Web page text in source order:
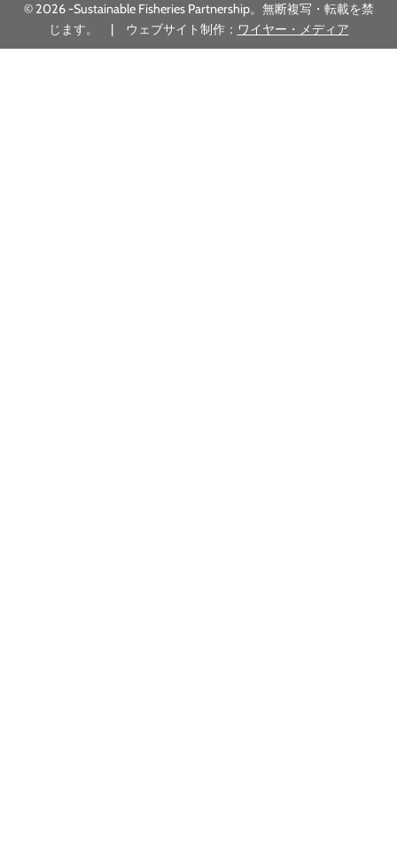
© 2026 -Sustainable Fisheries Partnership。無断複写・転載を禁
じます。 | ウェブサイト制作： ワイヤー・メディア